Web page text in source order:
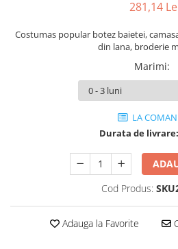
Cercei de aur lungi cu lant
Cercei din aur tortite
Cercei aur cu surub
281,14
Costumas popular botez baietei,
din lana, broderie
Marimi:
LA
Durata de livrare:
Cod Produs:
Adauga la Favorite